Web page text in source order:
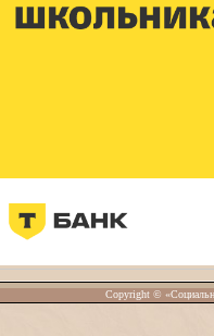
Copyright ©